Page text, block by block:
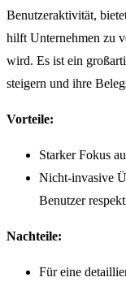
Benutzeraktivität,
hilft Unternehmen zu
wird. Es ist ein
steigern und ihre
Vorteile:
Starker Fokus
Nicht-invasive
Benutzer
Nachteile:
Für eine